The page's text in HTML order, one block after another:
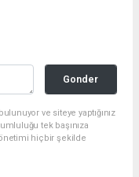
Gonder
ve siteye yaptığınız
tek başınıza
hiçbir şekilde